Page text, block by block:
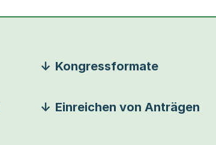
Kongressformate
Einreichen von Anträgen